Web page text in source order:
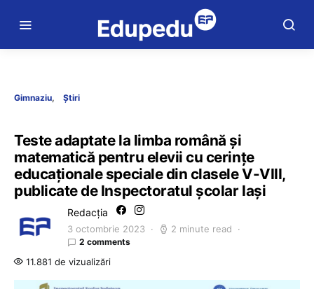
Gimnaziu Știri
Teste adaptate la limba română și
matematică pentru elevii cu cerințe
educaționale speciale din clasele V-VIII,
publicate de Inspectoratul școlar Iași
Redacția
3 octombrie 2023 2 minute read
2 comments
11.881 de vizualizări